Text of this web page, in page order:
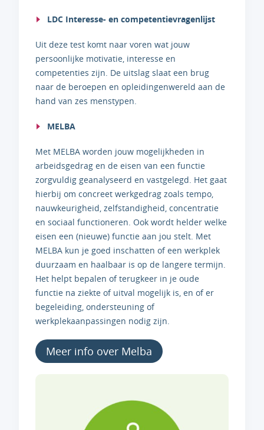
LDC Interesse- en competentievragenlijst
Uit deze test komt naar voren wat jouw
persoonlijke motivatie, interesse en
competenties zijn. De uitslag slaat een brug
naar de beroepen en opleidingenwereld aan de
hand van zes menstypen.
MELBA
Met MELBA worden jouw mogelijkheden in
arbeidsgedrag en de eisen van een functie
zorgvuldig geanalyseerd en vastgelegd. Het gaat
hierbij om concreet werkgedrag zoals tempo,
nauwkeurigheid, zelfstandigheid, concentratie
en sociaal functioneren. Ook wordt helder welke
eisen een (nieuwe) functie aan jou stelt. Met
MELBA kun je goed inschatten of een werkplek
duurzaam en haalbaar is op de langere termijn.
Het helpt bepalen of terugkeer in je oude
functie na ziekte of uitval mogelijk is, en of er
begeleiding, ondersteuning of
werkplekaanpassingen nodig zijn.
Meer info over Melba